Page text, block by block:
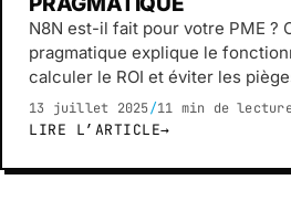
N8N est-il fait pour votre PME ?
pragmatique explique le
calculer le ROI et éviter les
13 juillet 2025/11 min de
LIRE L’ARTICLE→